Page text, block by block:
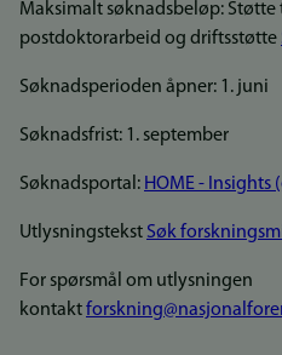
Maksimalt søknadsbeløp:
postdoktorarbeid og driftsstøtte
Søknadsperioden åpner: 1. juni
Søknadsfrist: 1. september
Søknadsportal: HOME - Insights
Utlysningstekst Søk
For spørsmål om utlysningen
kontakt